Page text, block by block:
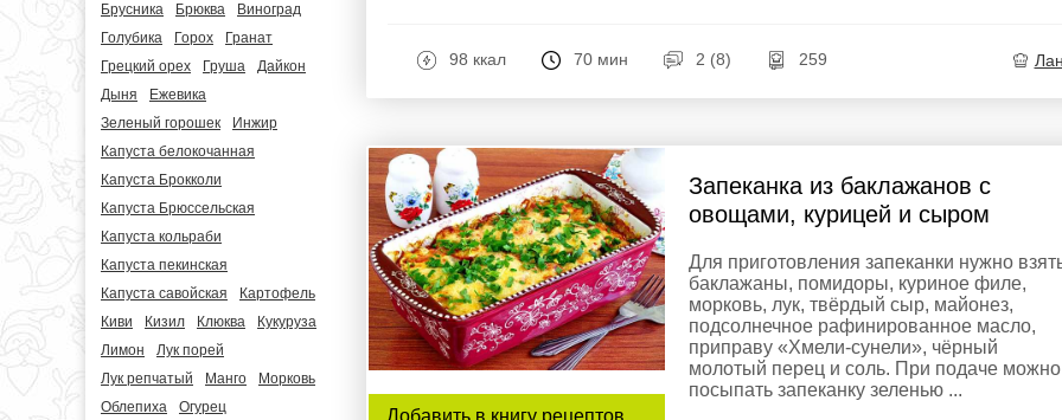
Брусника
Брюква
Виноград
Голубика
Горох
Гранат
Грецкий орех
Груша
Дайкон
Дыня
Ежевика
Зеленый горошек
Инжир
Капуста белокочанная
Капуста Брокколи
Капуста Брюссельская
Капуста кольраби
Капуста пекинская
Капуста савойская
Картофель
Киви
Кизил Клюква
Кукуруза
Лимон
Лук порей
Лук репчатый
Манго
Морковь
Облепиха
Огурец
98 ккал 70 мин 2 (8) 259
Добавить в книгу рецептов
Запеканка из баклажанов с
овощами, курицей и сыром
Для приготовления запеканки нужно
баклажаны, помидоры, куриное филе,
морковь, лук, твёрдый сыр, майонез,
подсолнечное рафинированное масло,
приправу «Хмели-сунели», чёрный
молотый перец и соль. При подаче можно
посыпать запеканку зеленью ...